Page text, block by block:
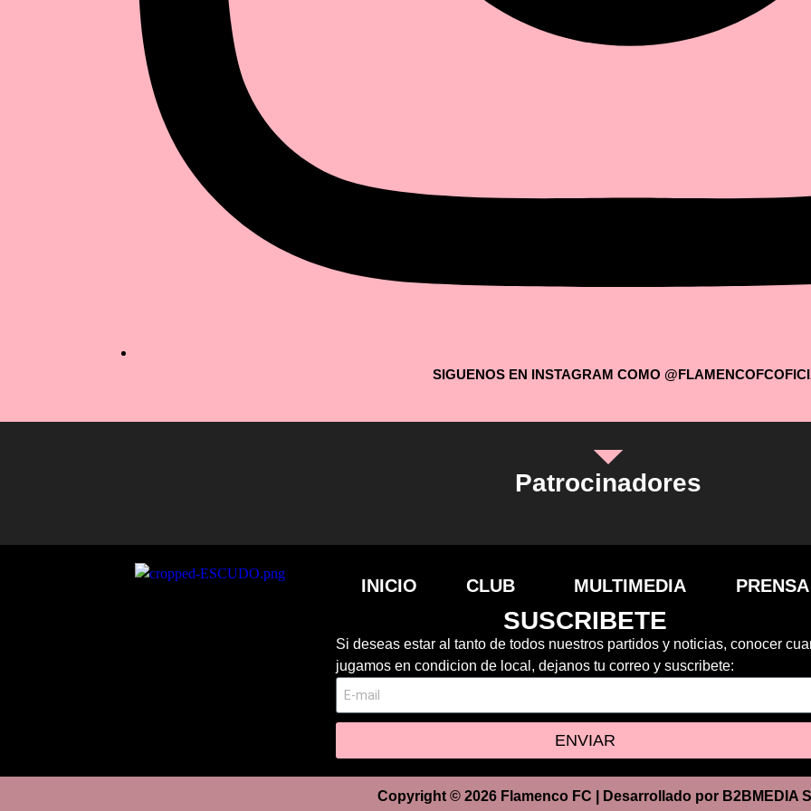
SIGUENOS EN INSTAGRAM COMO
Patrocinadores
INICIO CLUB MULTIMEDIA PRENSA
SUSCRIBETE
Si deseas estar al tanto de todos nuestros partidos y noticias, conocer
jugamos en condicion de local, dejanos tu correo y suscribete:
ENVIAR
Copyright © 2026 Flamenco FC | Desarrollado por B2BMEDIA